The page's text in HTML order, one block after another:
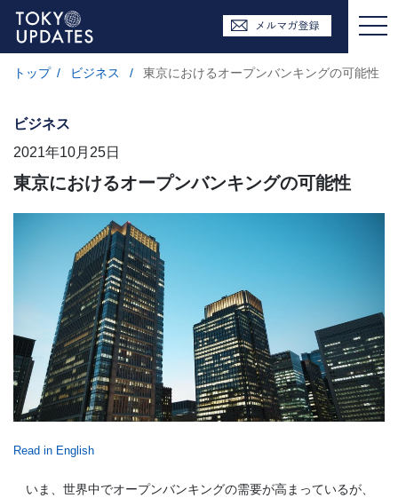
トップ / ビジネス / 東京におけるオープンバンキングの可能性
ビジネス
2021年10月25日
東京におけるオープンバンキングの可能性
Read in English
いま、世界中でオープンバンキングの需要が高まっているが、